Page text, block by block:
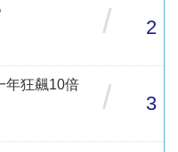
/ 2
年狂飆10倍
/ 3